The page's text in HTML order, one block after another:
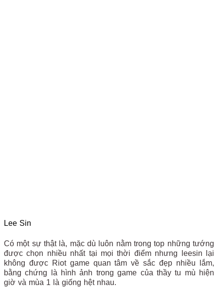
Lee Sin
Có một sự thật là, mặc dù luôn nằm trong top những tướng
được chọn nhiều nhất tại mọi thời điểm nhưng leesin lại
không được Riot game quan tâm về sắc đẹp nhiều lắm,
bằng chứng là hình ảnh trong game của thầy tu mù hiện
giờ và mùa 1 là giống hệt nhau.